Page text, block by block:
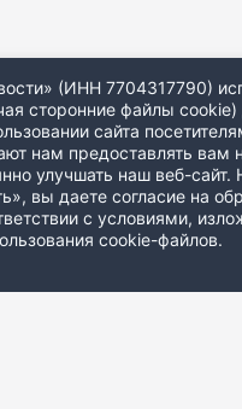
(ИНН 7704317790)
сторонние файлы cookie)
сайта
нам предоставлять вам
улучшать наш веб-сайт.
вы даете согласие на
с условиями,
cookie-файлов.